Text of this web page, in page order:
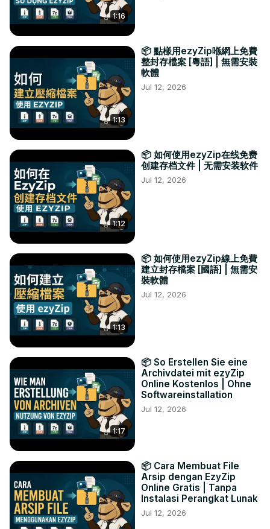
1:16
1:13
📦 點樣用ezyZip喺網上免費
整封存檔案 [粵語] | 無需安裝
軟體
Jul 12, 2026
1:12
📦 如何使用ezyZip在线免费
创建存档文件 | 无需安装软件
Jul 12, 2026
1:13
📦 如何使用ezyZip線上免費
建立封存檔案 [國語] | 無需安
裝軟體
Jul 12, 2026
1:17
📦 So Erstellen Sie eine
Archivdatei mit ezyZip
Online Kostenlos | Ohne
Softwareinstallation
Jul 12, 2026
📦 Cara Membuat File
Arsip dengan EzyZip
Online Gratis | Tanpa
Instalasi Perangkat Lunak
Jul 12, 2026